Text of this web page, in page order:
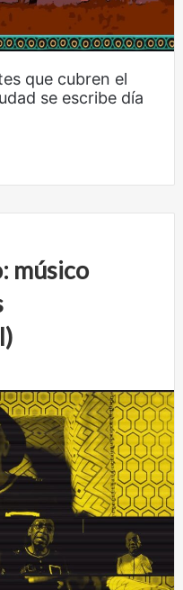
que cubren el
se escribe día
músico